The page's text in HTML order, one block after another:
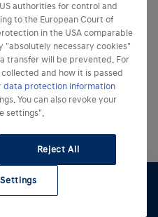
authorities for control and
to the European Court of
in the USA comparable
"absolutely necessary cookies"
transfer will be prevented. For
and how it is passed
data protection information
You can also revoke your
settings".
Reject All